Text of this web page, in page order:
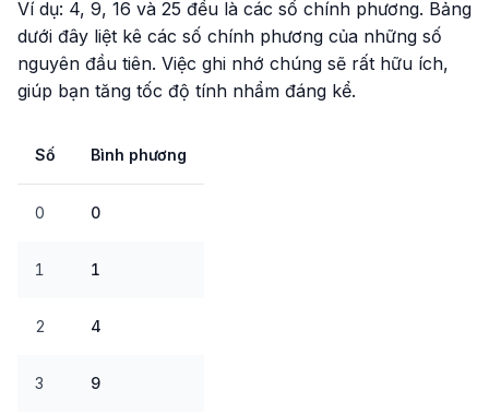
Ví dụ: 4, 9, 16 và 25 đều là các số chính phương. Bảng
dưới đây liệt kê các số chính phương của những số
nguyên đầu tiên. Việc ghi nhớ chúng sẽ rất hữu ích,
giúp bạn tăng tốc độ tính nhẩm đáng kể.
Số Bình phương
0 0
1 1
2 4
3 9